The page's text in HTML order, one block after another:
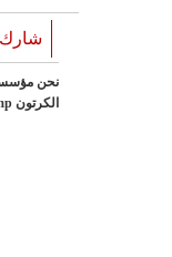
شارك
نحن
الكرتون Honey comp في صناعتنا التي تتميز بالخفة بالمرونة و القوة